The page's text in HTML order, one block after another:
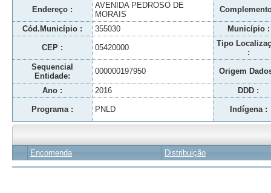
Endereço :
AVENIDA PEDROSO DE
MORAIS
Cód.Município : 355030 Município :
CEP : 05420000
Tipo
:
Sequencial
Entidade:
000000197950 Origem
Ano : 2016 DDD :
Programa : PNLD Indígena :
Encomenda Distribuição